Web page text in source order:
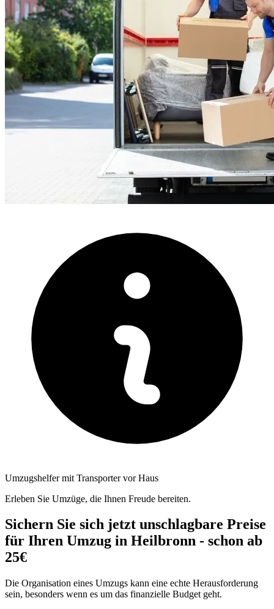
Umzugshelfer mit Transporter vor Haus
Erleben Sie Umzüge, die Ihnen Freude bereiten.
Sichern Sie sich jetzt unschlagbare Preise
für Ihren Umzug in Heilbronn - schon ab
25€
Die Organisation eines Umzugs kann eine echte Herausforderung
sein, besonders wenn es um das finanzielle Budget geht.